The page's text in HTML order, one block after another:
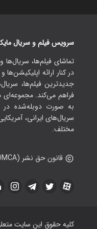
سرویس فیلم و سریال
تماشای فیلم‌ها،
در کنار ارائه
جدیدترین فیلم‌ها،
فراهم می‌کند. مجموعه‌ای
به صورت دوبله‌شده در
سریال‌های ایرانی،
مختلف.
قانون حق نشر (DMCA)
کلیه حقوق این سایت